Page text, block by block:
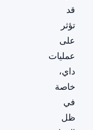
قد
تؤثر
على
عمليات
داي،
خاصة
في
ظل